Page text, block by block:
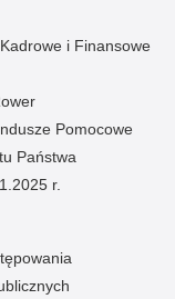
i Finansowe
Pomocowe
Państwa
r.